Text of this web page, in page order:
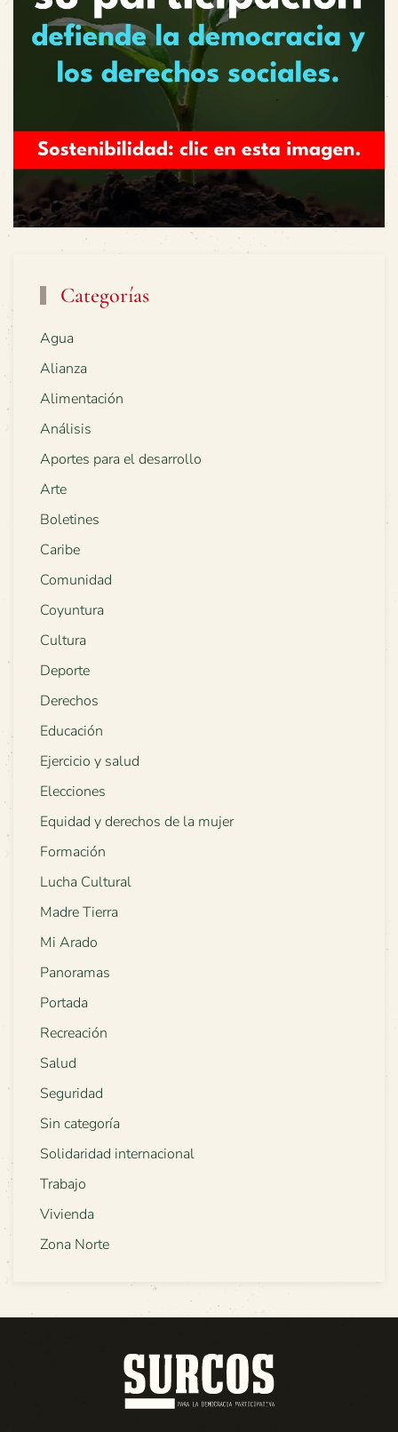
Categorías
Agua
Alianza
Alimentación
Análisis
Aportes para el desarrollo
Arte
Boletines
Caribe
Comunidad
Coyuntura
Cultura
Deporte
Derechos
Educación
Ejercicio y salud
Elecciones
Equidad y derechos de la mujer
Formación
Lucha Cultural
Madre Tierra
Mi Arado
Panoramas
Portada
Recreación
Salud
Seguridad
Sin categoría
Solidaridad internacional
Trabajo
Vivienda
Zona Norte